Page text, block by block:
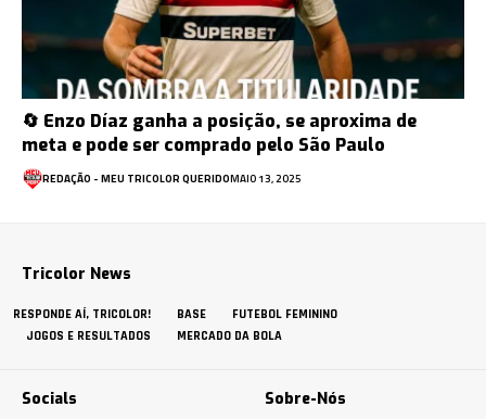
🔄 Enzo Díaz ganha a posição, se aproxima de
meta e pode ser comprado pelo São Paulo
REDAÇÃO - MEU TRICOLOR QUERIDOMAIO 13, 2025
Tricolor News
RESPONDE AÍ, TRICOLOR! BASE
FUTEBOL FEMININO
JOGOS E RESULTADOS
MERCADO DA BOLA
Socials Sobre-Nós